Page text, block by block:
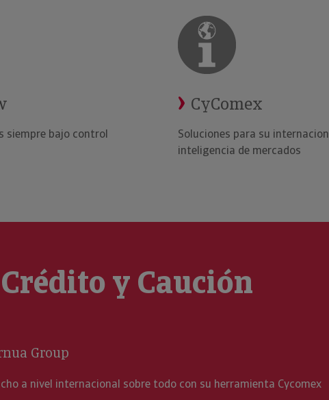
siempre bajo control
CyComex
Soluciones para su
inteligencia de mercados
y Caución
Cycomex